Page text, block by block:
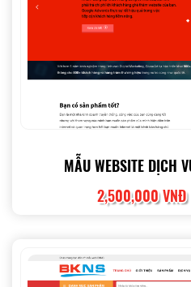
MẪU WEBSITE DỊCH
2,500,000 VNĐ